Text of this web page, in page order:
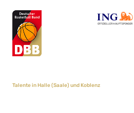
OFFIZIELLER HAUPTSPONSOR
Talente in Halle (Saale) und Koblenz